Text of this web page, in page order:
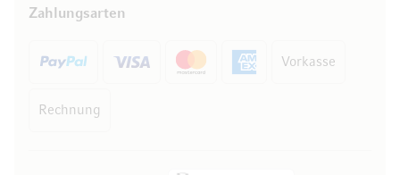
Zahlungsarten
Vorkasse
Rechnung